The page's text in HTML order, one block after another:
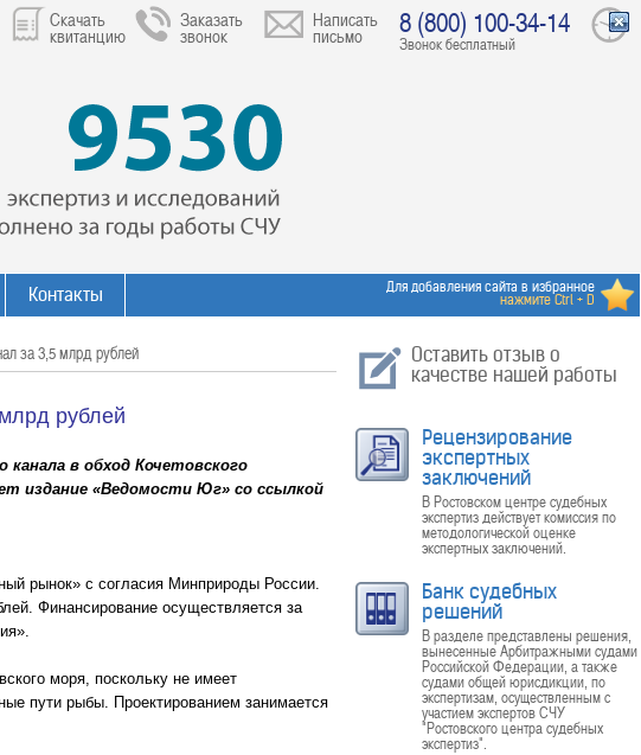
Скачать
квитанцию
Заказать
звонок
Написать
письмо 8 (800) 100-34-14
Звонок бесплатный
Контакты Для добавления сайта в избранное
нажмите Ctrl + D
за 3,5 млрд рублей
рублей
в обход Кочетовского
издание «Ведомости Юг» со ссылкой
рынок» с согласия Минприроды России.
Финансирование осуществляется за
моря, поскольку не имеет
пути рыбы. Проектированием занимается
Оставить отзыв о
качестве нашей работы
Рецензирование
экспертных
заключений
В Ростовском центре судебных
экспертиз действует комиссия по
методологической оценке
экспертных заключений.
Банк судебных
решений
В разделе представлены решения,
вынесенные Арбитражными судами
Российской Федерации, а также
судами общей юрисдикции, по
экспертизам, осуществленным с
участием экспертов СЧУ
"Ростовского центра судебных
экспертиз".